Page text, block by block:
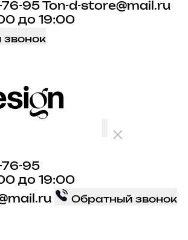
76-95
Ton-d-store@mail.ru
до 19:00
76-95
до 19:00
Обратный звонок